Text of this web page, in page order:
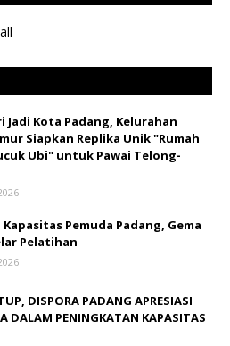
Jadi Kota Padang, Kelurahan
Siapkan Replika Unik "Rumah
Ubi" untuk Pawai Telong-
Pemuda Padang, Gema
Pelatihan
DISPORA PADANG APRESIASI
DALAM PENINGKATAN KAPASITAS